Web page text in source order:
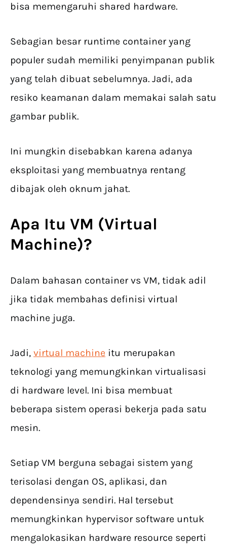
bisa memengaruhi shared hardware.
Sebagian besar runtime container yang
populer sudah memiliki penyimpanan publik
yang telah dibuat sebelumnya. Jadi, ada
resiko keamanan dalam memakai salah satu
gambar publik.
Ini mungkin disebabkan karena adanya
eksploitasi yang membuatnya rentang
dibajak oleh oknum jahat.
Apa Itu VM (Virtual
Machine)?
Dalam bahasan container vs VM, tidak adil
jika tidak membahas definisi virtual
machine juga.
Jadi, virtual machine itu merupakan
teknologi yang memungkinkan virtualisasi
di hardware level. Ini bisa membuat
beberapa sistem operasi bekerja pada satu
mesin.
Setiap VM berguna sebagai sistem yang
terisolasi dengan OS, aplikasi, dan
dependensinya sendiri. Hal tersebut
memungkinkan hypervisor software untuk
mengalokasikan hardware resource seperti